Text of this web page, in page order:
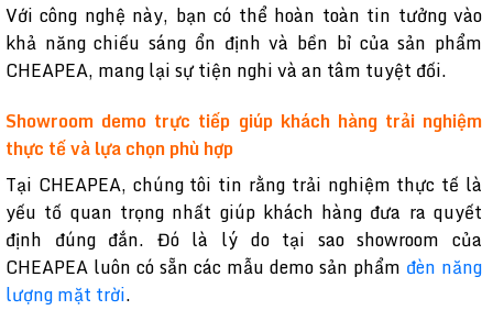
Với công nghệ này, bạn có thể hoàn toàn tin tưởng vào
khả năng chiếu sáng ổn định và bền bỉ của sản phẩm
CHEAPEA, mang lại sự tiện nghi và an tâm tuyệt đối.
Showroom demo trực tiếp giúp khách hàng trải nghiệm
thực tế và lựa chọn phù hợp
Tại CHEAPEA, chúng tôi tin rằng trải nghiệm thực tế là
yếu tố quan trọng nhất giúp khách hàng đưa ra quyết
định đúng đắn. Đó là lý do tại sao showroom của
CHEAPEA luôn có sẵn các mẫu demo sản phẩm đèn năng
lượng mặt trời.